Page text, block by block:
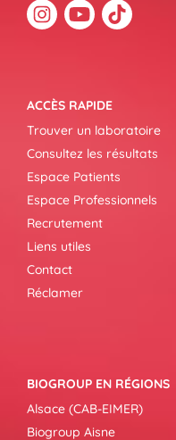
ACCÈS RAPIDE
Trouver un laboratoire
Consultez les résultats
Espace Patients
Espace Professionnels
Recrutement
Liens utiles
Contact
Réclamer
BIOGROUP EN RÉGIONS
Alsace (CAB-EIMER)
Biogroup Aisne